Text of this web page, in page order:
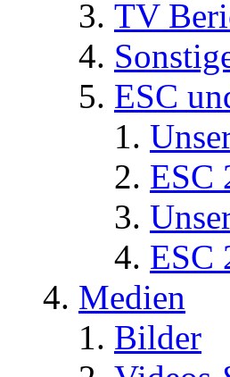
TV
ESC
ESC
ESC
Medien
Bilder